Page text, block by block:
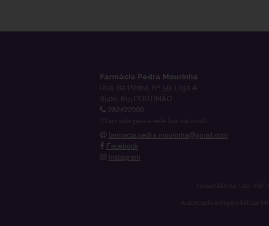
Farmácia Pedra Mourinha
Rua da Pedra, nº 59, Loja A
8500-815 PORTIMÃO
282422909
(Chamada para a rede fixa nacional)
farmacia.pedra.mourinha@gmail.com
Facebook
Instagram
Oceanifarma, Lda. (NIF
Autorizado a disponibilizar